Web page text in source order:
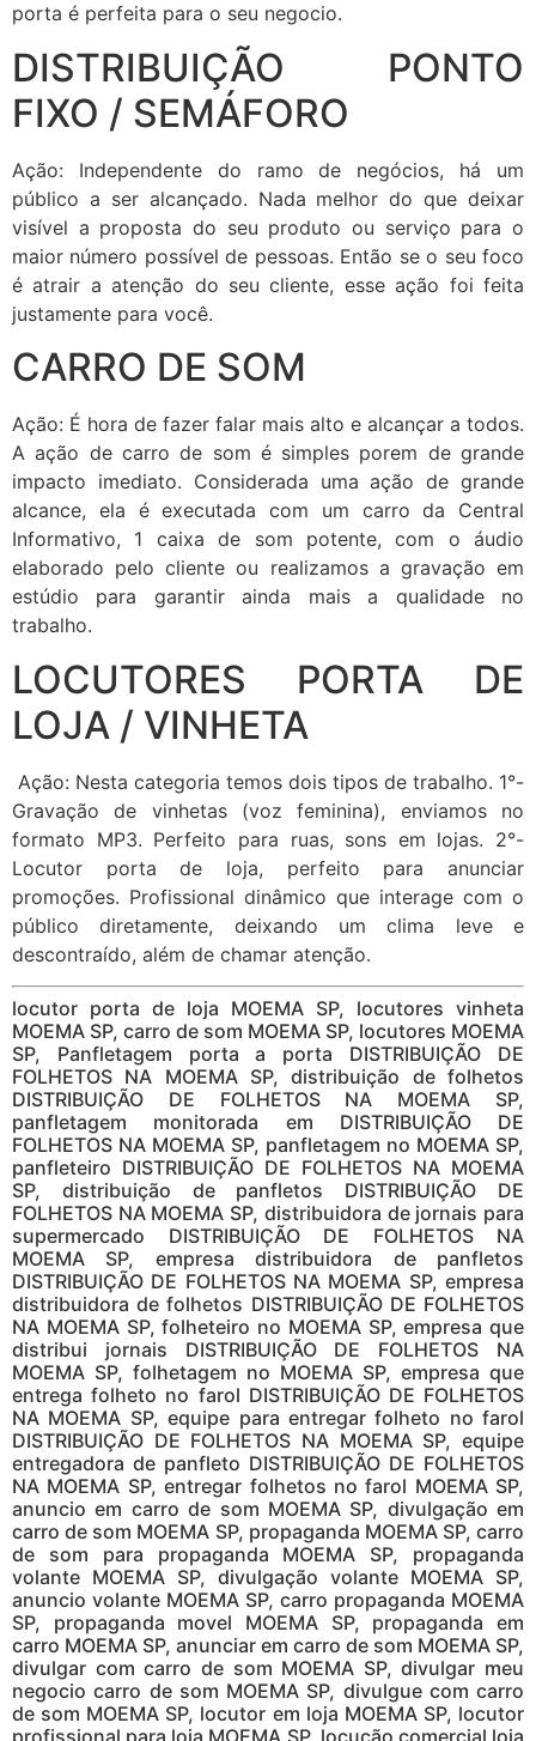
porta é perfeita para o seu negocio.
DISTRIBUIÇÃO PONTO
FIXO / SEMÁFORO
Ação: Independente do ramo de negócios, há um
público a ser alcançado. Nada melhor do que deixar
visível a proposta do seu produto ou serviço para o
maior número possível de pessoas. Então se o seu foco
é atrair a atenção do seu cliente, esse ação foi feita
justamente para você.
CARRO DE SOM
Ação: É hora de fazer falar mais alto e alcançar a todos.
A ação de carro de som é simples porem de grande
impacto imediato. Considerada uma ação de grande
alcance, ela é executada com um carro da Central
Informativo, 1 caixa de som potente, com o áudio
elaborado pelo cliente ou realizamos a gravação em
estúdio para garantir ainda mais a qualidade no
trabalho.
LOCUTORES PORTA DE
LOJA / VINHETA
Ação: Nesta categoria temos dois tipos de trabalho. 1°-
Gravação de vinhetas (voz feminina), enviamos no
formato MP3. Perfeito para ruas, sons em lojas. 2°-
Locutor porta de loja, perfeito para anunciar
promoções. Profissional dinâmico que interage com o
público diretamente, deixando um clima leve e
descontraído, além de chamar atenção.
locutor porta de loja MOEMA SP, locutores vinheta
MOEMA SP, carro de som MOEMA SP, locutores MOEMA
SP, Panfletagem porta a porta DISTRIBUIÇÃO DE
FOLHETOS NA MOEMA SP, distribuição de folhetos
DISTRIBUIÇÃO DE FOLHETOS NA MOEMA SP,
panfletagem monitorada em DISTRIBUIÇÃO DE
FOLHETOS NA MOEMA SP, panfletagem no MOEMA SP,
panfleteiro DISTRIBUIÇÃO DE FOLHETOS NA MOEMA
SP, distribuição de panfletos DISTRIBUIÇÃO DE
FOLHETOS NA MOEMA SP, distribuidora de jornais para
supermercado DISTRIBUIÇÃO DE FOLHETOS NA
MOEMA SP, empresa distribuidora de panfletos
DISTRIBUIÇÃO DE FOLHETOS NA MOEMA SP, empresa
distribuidora de folhetos DISTRIBUIÇÃO DE FOLHETOS
NA MOEMA SP, folheteiro no MOEMA SP, empresa que
distribui jornais DISTRIBUIÇÃO DE FOLHETOS NA
MOEMA SP, folhetagem no MOEMA SP, empresa que
entrega folheto no farol DISTRIBUIÇÃO DE FOLHETOS
NA MOEMA SP, equipe para entregar folheto no farol
DISTRIBUIÇÃO DE FOLHETOS NA MOEMA SP, equipe
entregadora de panfleto DISTRIBUIÇÃO DE FOLHETOS
NA MOEMA SP, entregar folhetos no farol MOEMA SP,
anuncio em carro de som MOEMA SP, divulgação em
carro de som MOEMA SP, propaganda MOEMA SP, carro
de som para propaganda MOEMA SP, propaganda
volante MOEMA SP, divulgação volante MOEMA SP,
anuncio volante MOEMA SP, carro propaganda MOEMA
SP, propaganda movel MOEMA SP, propaganda em
carro MOEMA SP, anunciar em carro de som MOEMA SP,
divulgar com carro de som MOEMA SP, divulgar meu
negocio carro de som MOEMA SP, divulgue com carro
de som MOEMA SP, locutor em loja MOEMA SP, locutor
profissional para loja MOEMA SP, locução comercial loja